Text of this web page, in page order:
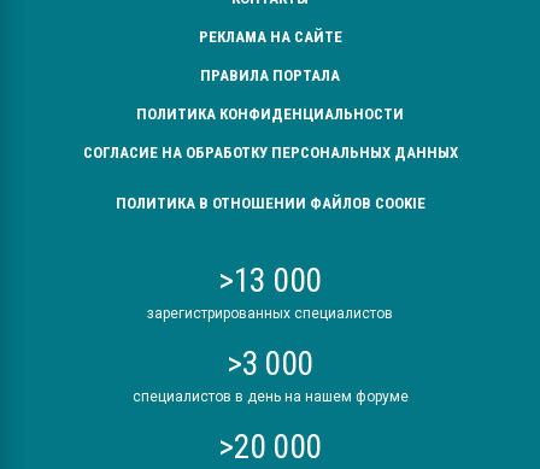
РЕКЛАМА НА САЙТЕ
ПРАВИЛА ПОРТАЛА
ПОЛИТИКА КОНФИДЕНЦИАЛЬНОСТИ
СОГЛАСИЕ НА ОБРАБОТКУ ПЕРСОНАЛЬНЫХ ДАННЫХ
ПОЛИТИКА В ОТНОШЕНИИ ФАЙЛОВ COOKIE
>13 000
зарегистрированных специалистов
>3 000
специалистов в день на нашем форуме
>20 000